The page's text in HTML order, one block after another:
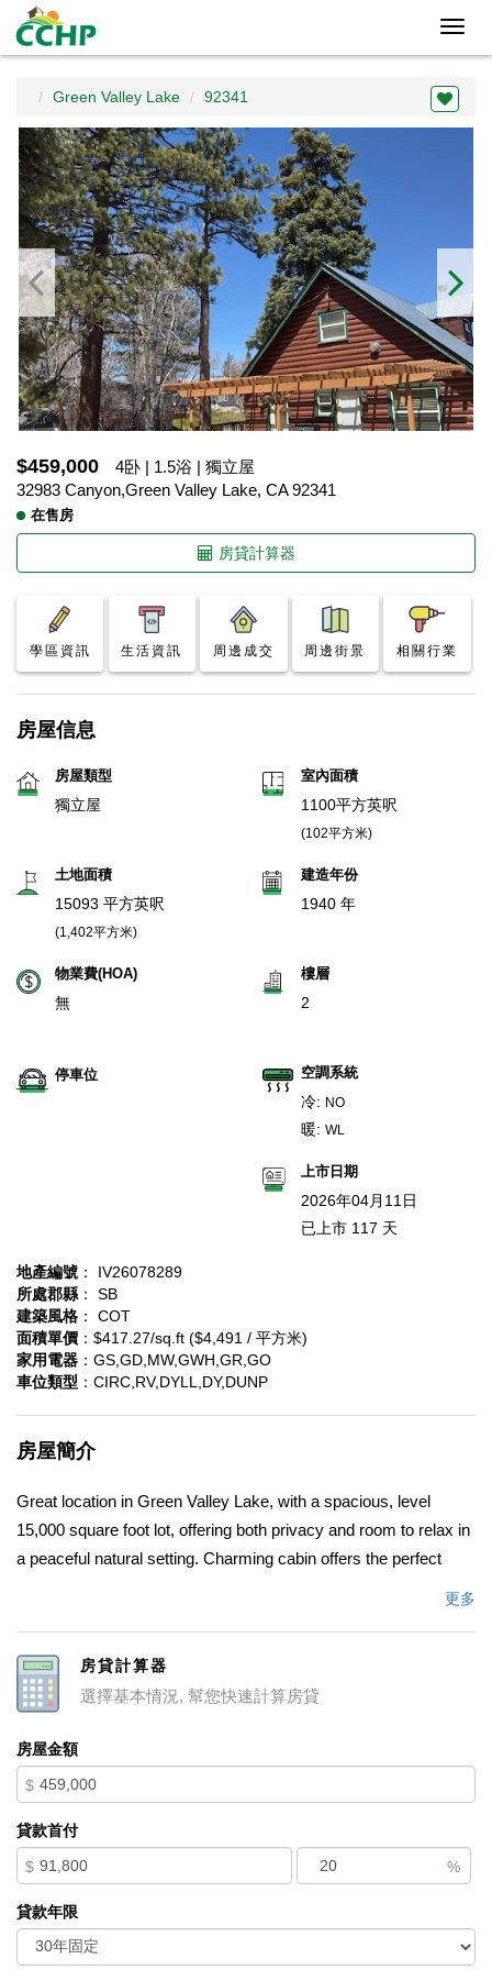
Green Valley Lake 92341
$459,000
4卧 | 1.5浴 | 獨立屋
32983 Canyon,Green Valley Lake, CA 92341
在售房
房貸計算器
學區資訊 生活資訊 周邊成交 周邊街景 相關行業
房屋信息
房屋類型
獨立屋
室內面積
1100平方英呎
(102平方米)
土地面積
15093 平方英呎
(1,402平方米)
建造年份
1940 年
物業費(HOA)
無
樓層
2
停車位 空調系統
冷: NO
暖: WL
上市日期
2026年04月11日
已上市 117 天
地產編號 ： IV26078289
所處郡縣 ： SB
建築風格 ： COT
面積單價 ：$417.27/sq.ft ($4,491 / 平方米)
家用電器 ：GS,GD,MW,GWH,GR,GO
車位類型 ：CIRC,RV,DYLL,DY,DUNP
房屋簡介
Great location in Green Valley Lake, with a spacious, level
15,000 square foot lot, offering both privacy and room to relax in
a peaceful natural setting. Charming cabin offers the perfect
blend of rustic warmth and modern comfort with updated kitchen
adding warmth and ambiance to the main living area-perfect for
cozy mountain evenings. The main-level master bedroom
find 3 more bedrooms and a half bath offering plenty of space for
family and guest. Step outside to enjoy multiple wooden decks
summer nights or enjoying quiet mornings in the fresh mountain
air, this outdoor space is designed to be enjoyed year-round.
Property is large enough for RV and boat storage along with a
circular unpaved driveway for multiple vehicles.
更多
房貸計算器
選擇基本情況, 幫您快速計算房貸
房屋金額
$
貸款首付
$ %
貸款年限